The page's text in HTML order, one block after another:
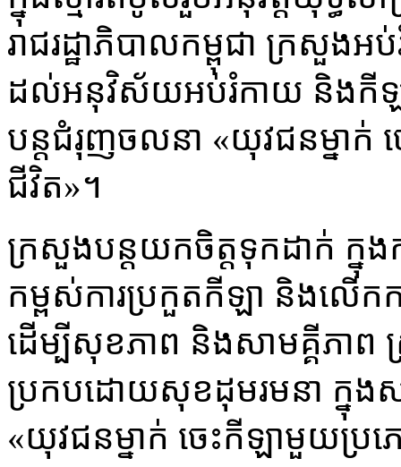
រាជរដ្ឋាភិបាលកម្ពុជា ក្រសួង
ដល់អនុវិស័យអប់រំកាយ និងកីឡា
បន្តជំរុញចលនា «យុវជនម្នាក់
ជីវិត»។
ក្រសួងបន្តយកចិត្តទុកដាក់ ក្នុ
កម្ពស់ការប្រកួតកីឡា និងលើ
ដើម្បីសុខភាព និងសាមគ្គីភាព
ប្រកបដោយសុខដុមរមនា ក្នុង
«យុវជនម្នាក់ ចេះកីឡាមួយប្រ